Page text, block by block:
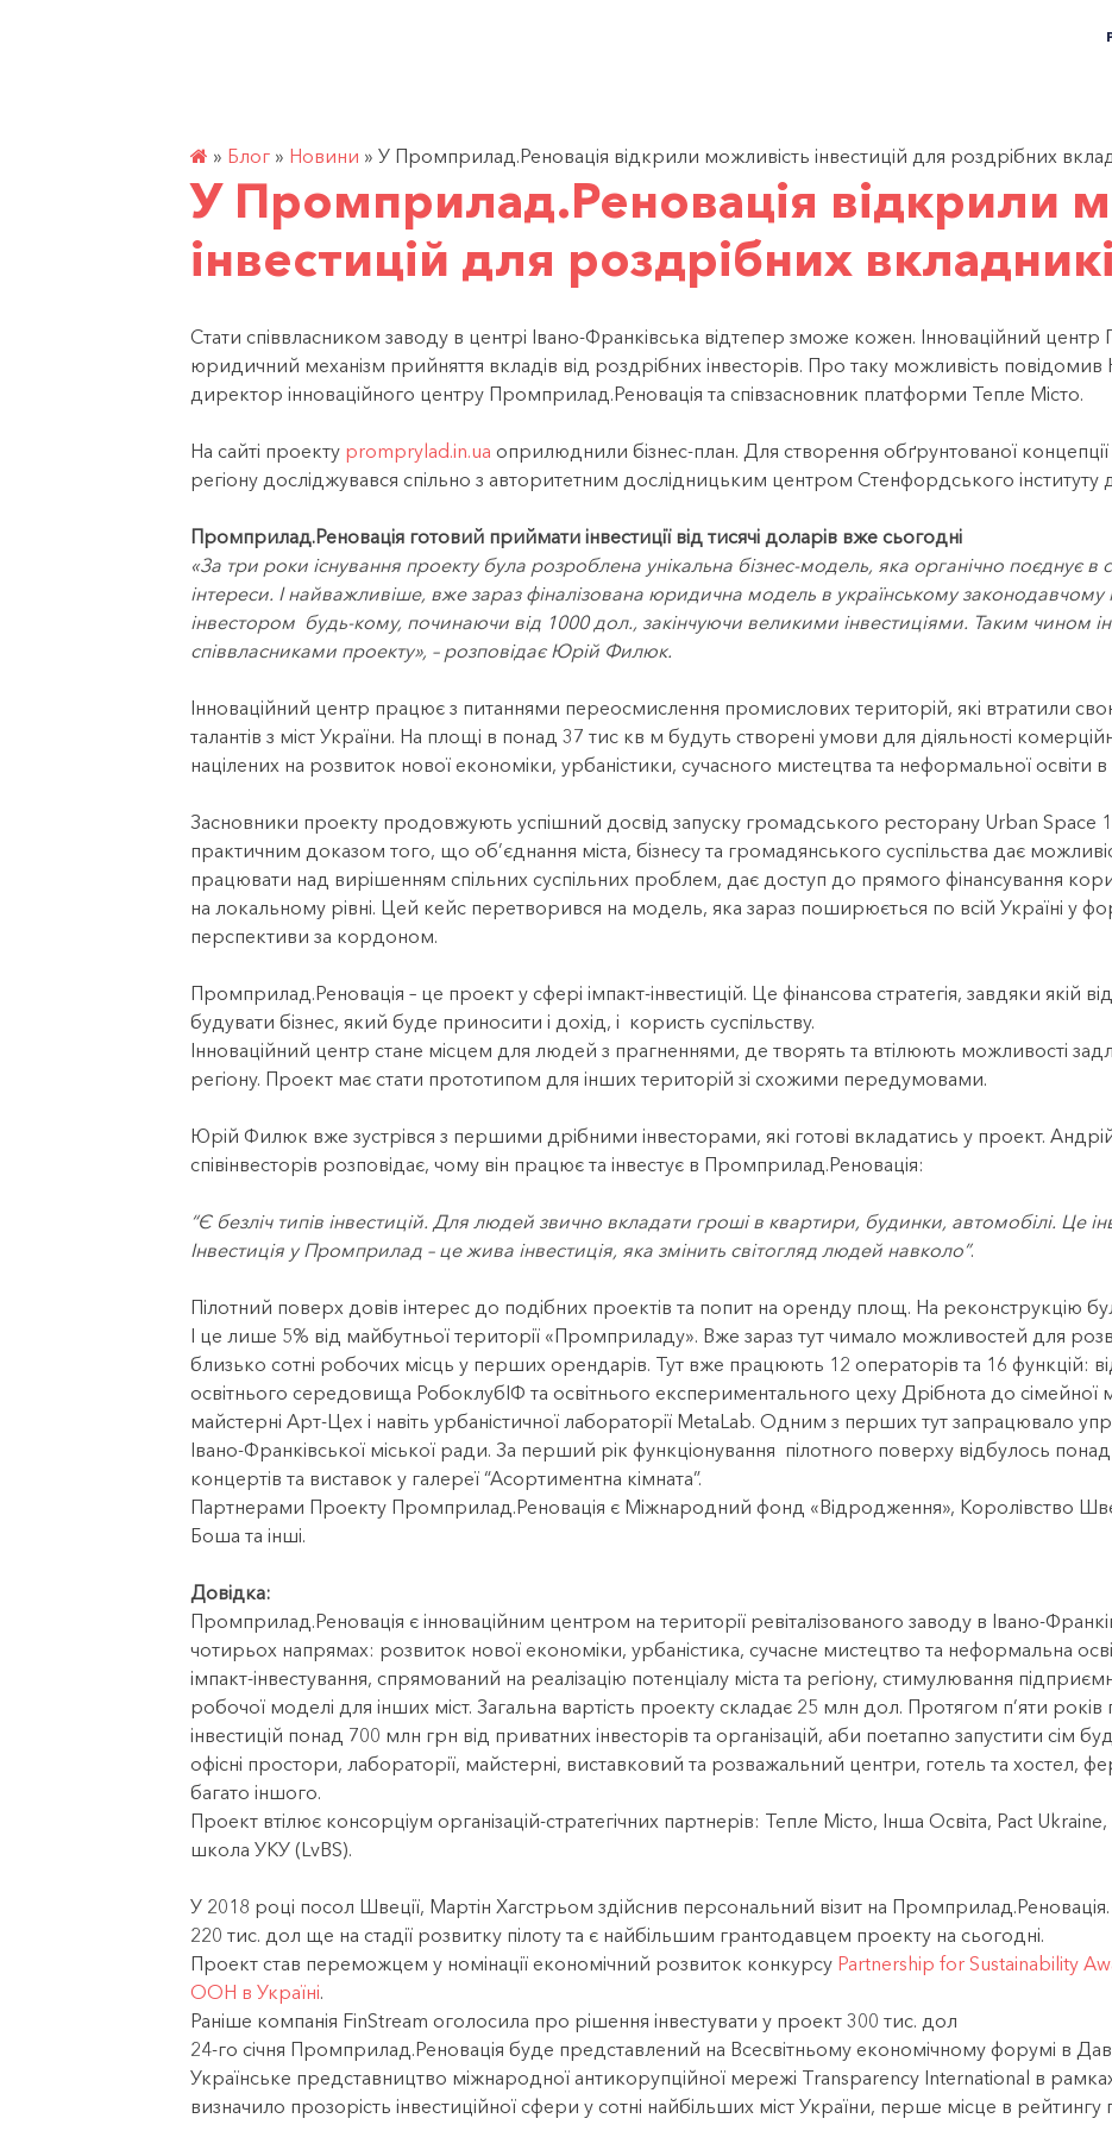
» Блог » Новини » У Промприлад.Реновація відкрили можливість інвестицій для роздрібних
У Промприлад.Реновація відкрили
інвестицій для роздрібних
Стати співвласником заводу в центрі Івано-Франківська відтепер зможе кожен. Інноваційний
юридичний механізм прийняття вкладів від роздрібних інвесторів. Про таку можливість
директор інноваційного центру Промприлад.Реновація та співзасновник платформи Тепле Місто.
На сайті проекту promprylad.in.ua оприлюднили бізнес-план. Для створення обґрунтованої
регіону досліджувався спільно з авторитетним дослідницьким центром Стенфордського інституту
Промприлад.Реновація готовий приймати інвестиції від тисячі доларів вже сьогодні
«За три роки існування проекту була розроблена унікальна бізнес-модель, яка органічно поєднує в
інтереси. І найважливіше, вже зараз фіналізована юридична модель в українському законодавчому
інвестором будь-кому, починаючи від 1000 дол., закінчуючи великими інвестиціями. Таким чином
співвласниками проекту», – розповідає Юрій Филюк.
Інноваційний центр працює з питаннями переосмислення промислових територій, які втратили
талантів з міст України. На площі в понад 37 тис кв м будуть створені умови для діяльності
націлених на розвиток нової економіки, урбаністики, сучасного мистецтва та неформальної освіти в
Засновники проекту продовжують успішний досвід запуску громадського ресторану Urban Space
практичним доказом того, що об’єднання міста, бізнесу та громадянського суспільства дає
працювати над вирішенням спільних суспільних проблем, дає доступ до прямого фінансування
на локальному рівні. Цей кейс перетворився на модель, яка зараз поширюється по всій Україні у
перспективи за кордоном.
Промприлад.Реновація – це проект у сфері імпакт-інвестицій. Це фінансова стратегія, завдяки якій
будувати бізнес, який буде приносити і дохід, і користь суспільству.
Інноваційний центр стане місцем для людей з прагненнями, де творять та втілюють можливості
регіону. Проект має стати прототипом для інших територій зі схожими передумовами.
Юрій Филюк вже зустрівся з першими дрібними інвесторами, які готові вкладатись у проект.
співінвесторів розповідає, чому він працює та інвестує в Промприлад.Реновація:
“Є безліч типів інвестицій. Для людей звично вкладати гроші в квартири, будинки, автомобілі. Це
Інвестиція у Промприлад – це жива інвестиція, яка змінить світогляд людей навколо”.
Пілотний поверх довів інтерес до подібних проектів та попит на оренду площ. На реконструкцію
І це лише 5% від майбутньої території «Промприладу». Вже зараз тут чимало можливостей для
близько сотні робочих місць у перших орендарів. Тут вже працюють 12 операторів та 16 функцій:
освітнього середовища РобоклубІФ та освітнього експериментального цеху Дрібнота до сімейної
майстерні Арт-Цех і навіть урбаністичної лабораторії MetaLab. Одним з перших тут запрацювало
Івано-Франківської міської ради. За перший рік функціонування пілотного поверху відбулось
концертів та виставок у галереї “Асортиментна кімната”.
Партнерами Проекту Промприлад.Реновація є Міжнародний фонд «Відродження», Королівство
Боша та інші.
Довідка:
Промприлад.Реновація є інноваційним центром на території ревіталізованого заводу в Івано-
чотирьох напрямах: розвиток нової економіки, урбаністика, сучасне мистецтво та неформальна
імпакт-інвестування, спрямований на реалізацію потенціалу міста та регіону, стимулювання
робочої моделі для інших міст. Загальна вартість проекту складає 25 млн дол. Протягом п’яти років
інвестицій понад 700 млн грн від приватних інвесторів та організацій, аби поетапно запустити сім
офісні простори, лабораторії, майстерні, виставковий та розважальний центри, готель та хостел,
багато іншого.
Проект втілює консорціум організацій-стратегічних партнерів: Тепле Місто, Інша Освіта, Pact
школа УКУ (LvBS).
У 2018 році посол Швеції, Мартін Хагстрьом здійснив персональний візит на Промприлад.Реновація.
220 тис. дол ще на стадії розвитку пілоту та є найбільшим грантодавцем проекту на сьогодні.
Проект став переможцем у номінації економічний розвиток конкурсу Partnership for Sustainability
ООН в Україні.
Раніше компанія FinStream оголосила про рішення інвестувати у проект 300 тис. дол
24-го січня Промприлад.Реновація буде представлений на Всесвітньому економічному форумі в
Українське представництво міжнародної антикорупційної мережі Transparency International в
визначило прозорість інвестиційної сфери у сотні найбільших міст України, перше місце в рейтингу